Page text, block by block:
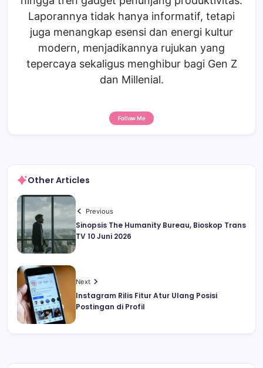
Laporannya tidak hanya informatif, tetapi
juga menangkap esensi dan energi kultur
modern, menjadikannya rujukan yang
tepercaya sekaligus menghibur bagi Gen Z
dan Millenial.
Follow Me
Other Articles
Previous
Sinopsis The Humanity Bureau, Bioskop Trans
TV 10 Juni 2026
Next
Instagram Rilis Fitur Atur Ulang Posisi
Postingan di Profil